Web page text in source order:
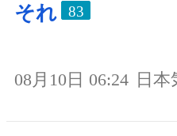
それ
83
08月10日 06:24 日本